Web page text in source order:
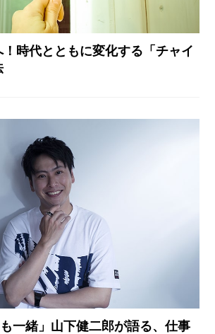
時代とともに変化する「チャイ
も一緒」山下健二郎が語る、仕事